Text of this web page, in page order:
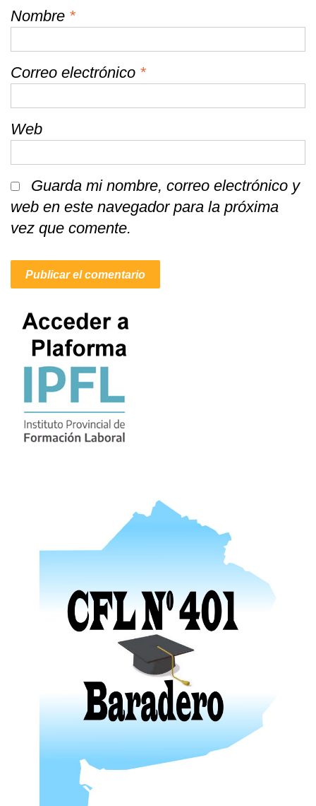
Nombre *
Correo electrónico *
Web
Guarda mi nombre, correo electrónico y
web en este navegador para la próxima
vez que comente.